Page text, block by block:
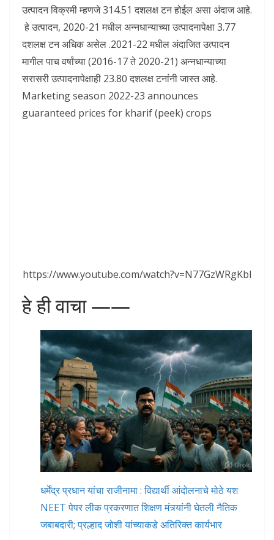
उत्पादन विक्रमी म्हणजे 314.51 दशलक्ष टन होईल असा अंदाज आहे.
हे उत्पादन, 2020-21 मधील अन्नधान्याच्या उत्पादनापेक्षा 3.77
दशलक्ष टन अधिक असेल .2021-22 मधील अंदाजित उत्पादन
मागील पाच वर्षांच्या (2016-17 ते 2020-21) अन्नधान्याच्या
सरासरी उत्पादनापेक्षाही 23.80 दशलक्ष टनांनी जास्त आहे.
Marketing season 2022-23 announces
guaranteed prices for kharif (peek) crops
https://www.youtube.com/watch?v=N77GzWRgKbI
हे ही वाचा ——
धर्मेंद्र प्रधान यांचा राजीनामा : विद्यार्थी आंदोलनाचे मोठे यश
NEET पेपर लीक प्रकरणात शिक्षण मंत्र्यांनी घेतली नैतिक
जबाबदारी; प्रल्हाद जोशी यांच्याकडे अतिरिक्त कार्यभार